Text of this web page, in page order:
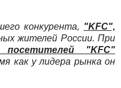
конкурента, "KFC",
жителей России. При
"KFC"
как у лидера рынка он